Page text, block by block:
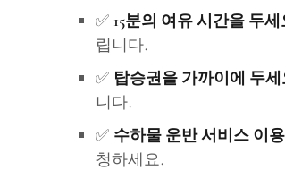
✅ 15분의 여유 시간을 두세
립니다.
✅ 탑승권을 가까이에 두세
니다.
✅ 수하물 운반 서비스 이
청하세요.